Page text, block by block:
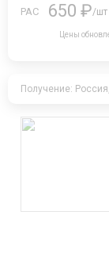
РАС 650 ₽/шт
Цены
Получение: